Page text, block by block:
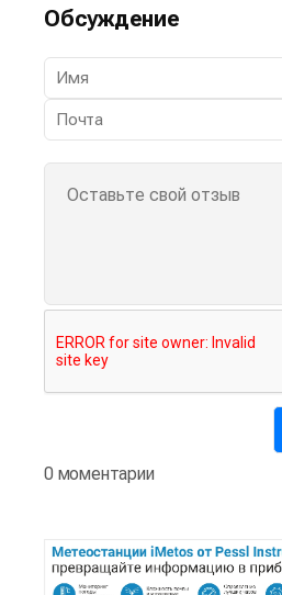
Обсуждение
0 моментарии